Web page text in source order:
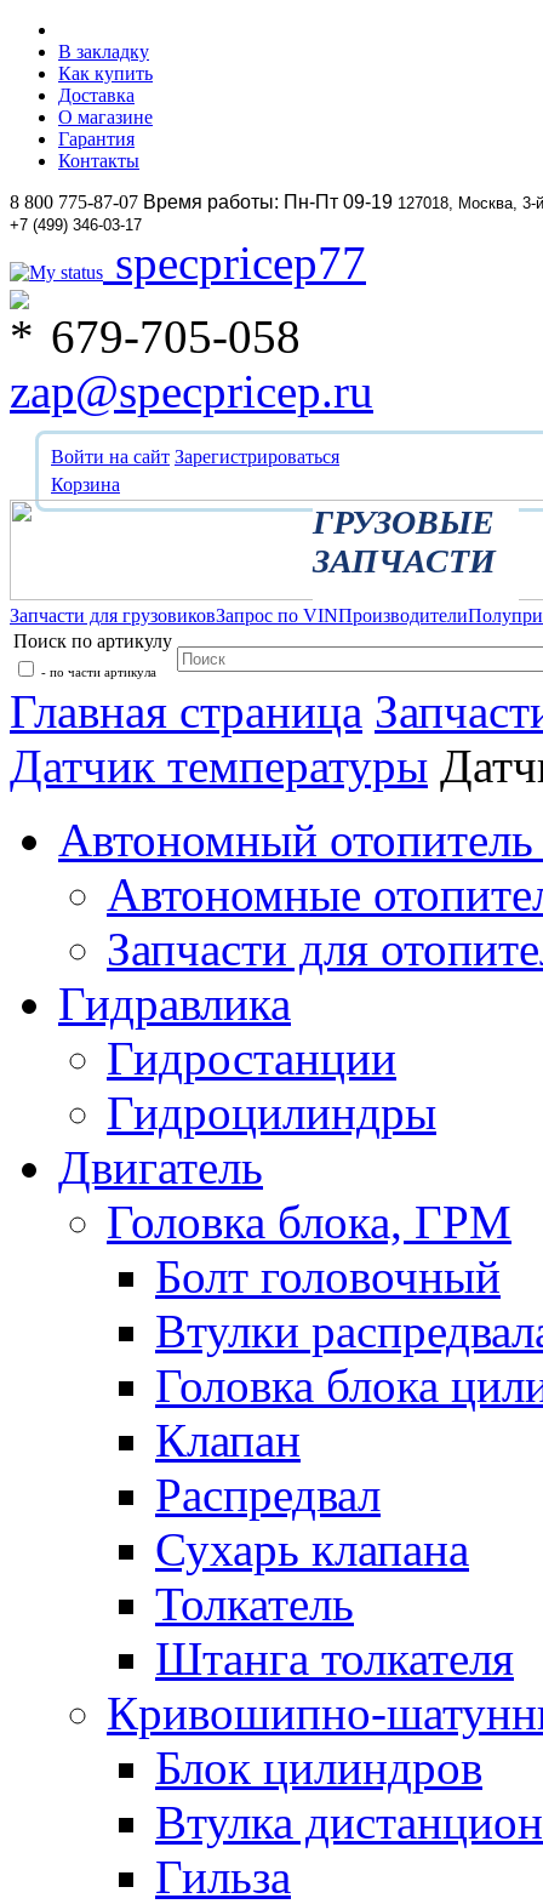
В закладку
Как купить
Доставка
О магазине
Гарантия
Контакты
8 800 775-87-07 Время работы: Пн-Пт 09-19 127018, Москва,
+7 (499) 346-03-17
specpricep77
679-705-058
zap@specpricep.ru
Войти на сайт Зарегистрироваться
Корзина
ГРУЗОВЫЕ
ЗАПЧАСТИ
Запчасти для грузовиковЗапрос по VINПроизводители
Поиск по артикулу
- по части артикула
Главная страница
Датчик температуры
Автономный отопитель
Автономные
Запчасти для
Гидравлика
Гидростанции
Гидроцилиндры
Двигатель
Головка блока, ГРМ
Болт головочный
Втулки
Головка блока
Клапан
Распредвал
Сухарь клапана
Толкатель
Штанга толкателя
Кривошипно-
Блок цилиндров
Втулка
Гильза